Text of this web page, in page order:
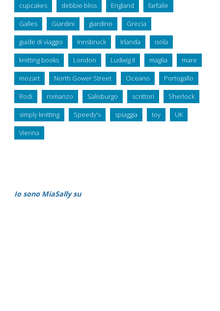
cupcakes debbie bliss England farfalle
Galles Giardini giardino Grecia
guide di viaggio Innsbruck Irlanda isola
knitting books London Ludwig II maglia mare
mozart North Gower Street Oceano Portogallo
Rodi romanzo Salisburgo scrittori Sherlock
simply knitting Speedy's spiaggia toy UK
Vienna
Io sono MiaSally su